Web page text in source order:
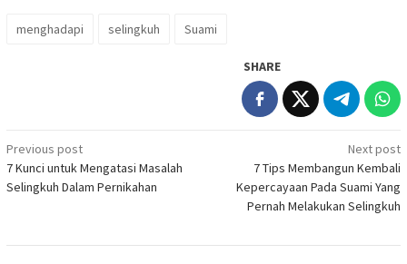
menghadapi selingkuh Suami
SHARE
Post
navigation
Previous post
7 Kunci untuk Mengatasi Masalah
Selingkuh Dalam Pernikahan
Next post
7 Tips Membangun Kembali
Kepercayaan Pada Suami Yang
Pernah Melakukan Selingkuh